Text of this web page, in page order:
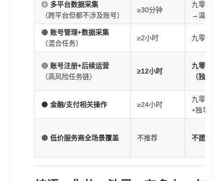
🟡 多平台数据采集
（跨平台但都不涉及账号）
≥30分钟
九零代
→温池
🟠 账号管理+数据采集
（混合任务）
≥2小时 九零代
🔴 账号注册+后续运营
（高风险任务链）
≥12小时
九零代
（独家）
⚫ 金融/支付相关操作 ≥24小时
九零代
+独享IP
🟤 低价服务商全场景覆盖 不推荐 不建议